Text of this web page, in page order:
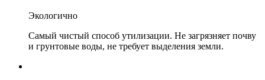
Экологично
Самый чистый способ утилизации. Не загрязняет почву
и грунтовые воды, не требует выделения земли.